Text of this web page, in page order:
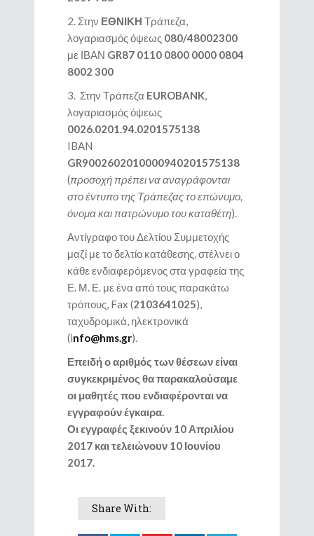
2. Στην ΕΘΝΙΚΗ Τράπεζα,
λογαριασμός όψεως 080/48002300
με ΙΒΑΝ GR87 0110 0800 0000 0804
8002 300
3. Στην Τράπεζα EUROBANK,
λογαριασμός όψεως
0026.0201.94.0201575138
IBAN
GR9002602010000940201575138
(προσοχή πρέπει να αναγράφονται
στο έντυπο της Τράπεζας το επώνυμο,
όνομα και πατρώνυμο του καταθέτη).
Αντίγραφο του Δελτίου Συμμετοχής
μαζί με το δελτίο κατάθεσης, στέλνει ο
κάθε ενδιαφερόμενος στα γραφεία της
Ε. Μ. Ε. με ένα από τους παρακάτω
τρόπους, Fax (2103641025),
ταχυδρομικά, ηλεκτρονικά
(info@hms.gr).
Επειδή ο αριθμός των θέσεων είναι
συγκεκριμένος θα παρακαλούσαμε
οι μαθητές που ενδιαφέρονται να
εγγραφούν έγκαιρα.
Οι εγγραφές ξεκινούν 10 Απριλίου
2017 και τελειώνουν 10 Ιουνίου
2017.
Share With: